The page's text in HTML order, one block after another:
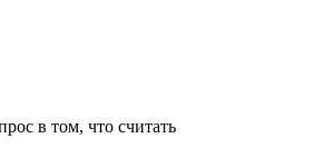
в том, что считать